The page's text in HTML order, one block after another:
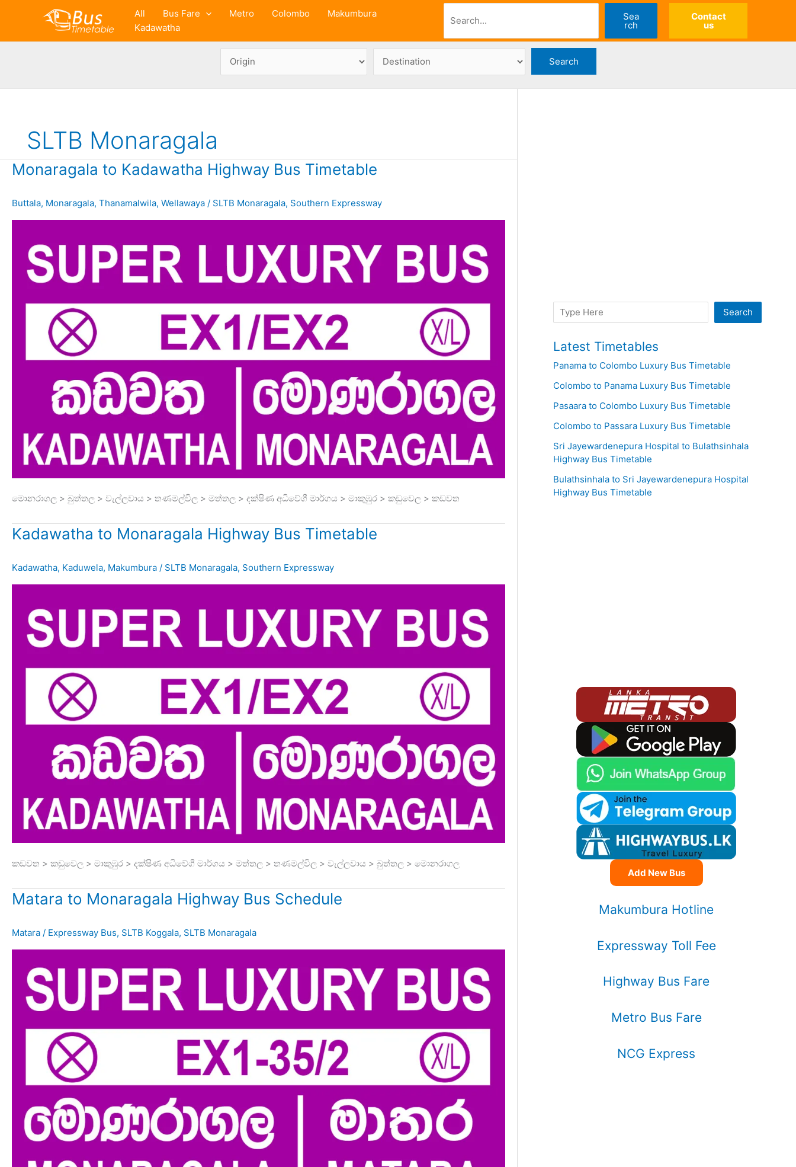
All Bus Fare Metro Colombo
Makumbura
Kadawatha
Sea
rch
Contact
us
SLTB Monaragala
Monaragala to Kadawatha Highway Bus Timetable
Buttala, Monaragala, Thanamalwila, Wellawaya / SLTB Monaragala, Southern Expressway
මොනරාගල > බුත්තල > වැල්ලවාය > තණමල්විල > මත්තල > දක්ෂිණ අධිවේගී මාර්ගය > මාකුඹුර > කඩුවෙල > කඩවත
Kadawatha to Monaragala Highway Bus Timetable
Kadawatha, Kaduwela, Makumbura / SLTB Monaragala, Southern Expressway
කඩවත > කඩුවෙල > මාකුඹුර > දක්ෂිණ අධිවේගී මාර්ගය > මත්තල > තණමල්විල > වැල්ලවාය > බුත්තල > මොනරාගල
Matara to Monaragala Highway Bus Schedule
Matara / Expressway Bus, SLTB Koggala, SLTB Monaragala
Search Search
Latest Timetables
Panama to Colombo Luxury Bus Timetable
Colombo to Panama Luxury Bus Timetable
Pasaara to Colombo Luxury Bus Timetable
Colombo to Passara Luxury Bus Timetable
Sri Jayewardenepura Hospital to Bulathsinhala
Highway Bus Timetable
Bulathsinhala to Sri Jayewardenepura Hospital
Highway Bus Timetable
Add New Bus
Makumbura Hotline
Expressway Toll Fee
Highway Bus Fare
Metro Bus Fare
NCG Express